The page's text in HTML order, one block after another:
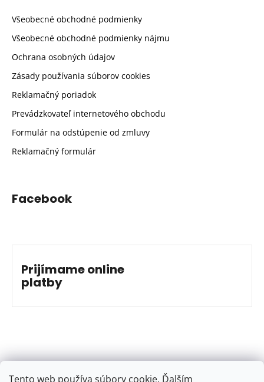
Tento web používa súbory cookie. Ďalším
Všeobecné obchodné podmienky
Všeobecné obchodné podmienky nájmu
Ochrana osobných údajov
Zásady používania súborov cookies
Reklamačný poriadok
Prevádzkovateľ internetového obchodu
Formulár na odstúpenie od zmluvy
Reklamačný formulár
Facebook
Prijímame online
platby